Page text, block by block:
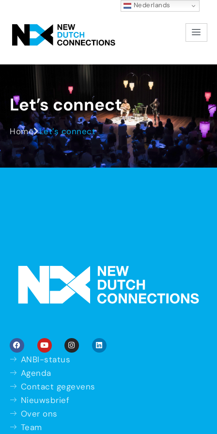
Let’sconnect
Home Let’s connect
ANBI-status
Agenda
Contact gegevens
Nieuwsbrief
Over ons
Team
Nederlands